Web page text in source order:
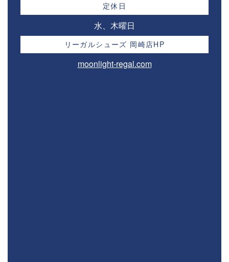
定休日
水、木曜日
リーガルシューズ 岡崎店HP
moonlight-regal.com